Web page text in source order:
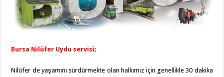
Bursa Nilüfer Uydu servisi;
Nilüfer de yaşamını sürdürmekte olan halkımız için genellikle 30 dakika